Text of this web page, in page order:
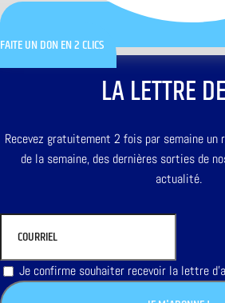
FAITE UN DON EN 2 CLICS
LA LETTRE
Recevez gratuitement 2 fois par semaine
de la semaine, des dernières sorties de
actualité.
Je confirme souhaiter recevoir la lettre